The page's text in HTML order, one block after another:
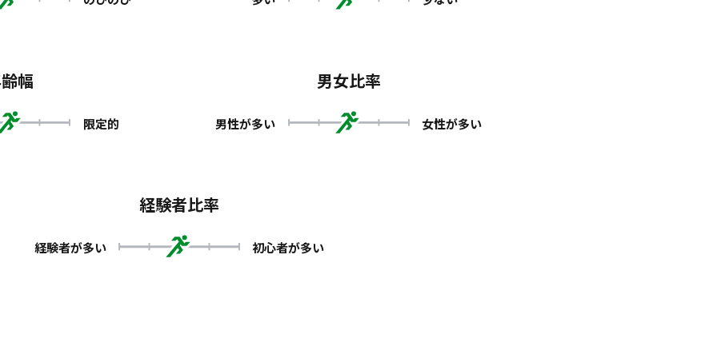
幅
限定的
男女比率
男性が多い 女性が多い
経験者比率
経験者が多い 初心者が多い